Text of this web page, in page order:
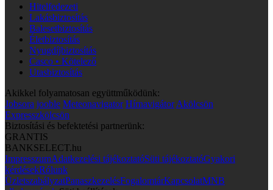
Hitelfedezeti
Lakásbiztosítás
Balesetbiztosítás
Életbiztosítás
Nyugdíjbiztosítás
Casco • Kötelező
Utasbiztosítás
Akikkel folyamatosan együttműködünk:
Jobsora jooble Meteonavigator Hírnavigátor Akölcsön
Expresszkölcsön
Biztosítási és befektetési partnerünk:
GRANTIS
BANKSELECT.hu
ImpresszumAdatkezelési tájékoztatóSüti tájékoztatóGyakori
kérdésekRólunk
ÜzletszabályzatPanaszkezelésFogalomtárKapcsolatMNB